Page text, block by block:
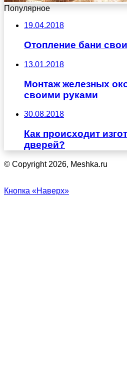
Популярное
19.04.2018
Отопление бани
13.01.2018
Монтаж железных
своими руками
30.08.2018
Как происходит
дверей?
© Copyright 2026, Meshka.ru
Кнопка «Наверх»